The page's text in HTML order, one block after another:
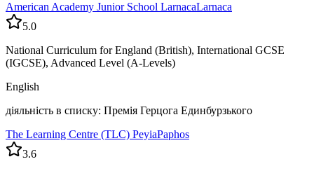
American Academy Junior School LarnacaLarnaca
5.0
National Curriculum for England (British), International GCSE
(IGCSE), Advanced Level (A-Levels)
English
діяльність в списку: Премія Герцога Единбурзького
The Learning Centre (TLC) PeyiaPaphos
3.6